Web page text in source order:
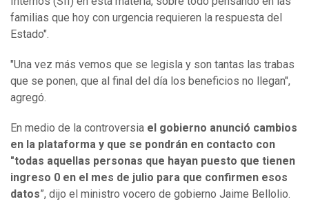
familias que hoy con urgencia requieren la respuesta del
Estado".
"Una vez más vemos que se legisla y son tantas las trabas
que se ponen, que al final del día los beneficios no llegan",
agregó.
En medio de la controversia el gobierno anunció cambios
en la plataforma y que se pondrán en contacto con
"todas aquellas personas que hayan puesto que tienen
ingreso 0 en el mes de julio para que confirmen esos
datos”, dijo el ministro vocero de gobierno Jaime Bellolio.